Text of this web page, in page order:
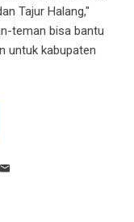
Tajur Halang,"
teman bisa bantu
untuk kabupaten